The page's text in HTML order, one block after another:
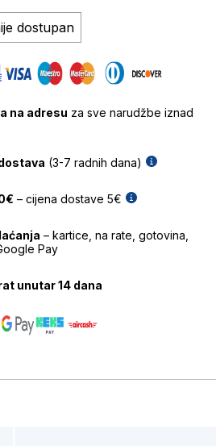
dostupan
na adresu za sve narudžbe iznad
(3-7 radnih dana)
– cijena dostave 5€
– kartice, na rate, gotovina,
Pay
unutar 14 dana